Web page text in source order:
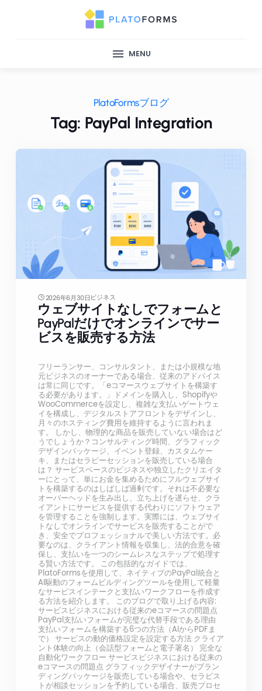
MENU
PlatoFormsブログ
Tag: PayPal Integration
2026年6月30日ビジネス
ウェブサイトなしでフォームと
PayPalだけでオンラインでサー
ビスを販売する方法
フリーランサー、コンサルタント、または小規模な地
元ビジネスのオーナーである場合、従来のアドバイス
は常に同じです。「eコマースウェブサイトを構築す
る必要があります。」ドメインを購入し、Shopifyや
WooCommerceを設定し、複雑な支払いゲートウェ
イを構成し、デジタルストアフロントをデザインし、
月々のホスティング費用を維持するように言われま
す。 しかし、物理的な商品を販売していない場合はど
うでしょうか？コンサルティング時間、グラフィック
デザインパッケージ、イベント登録、カスタムケー
キ、またはセラピーセッションを販売している場合
は？ サービスベースのビジネスや独立したクリエイタ
ーにとって、単にお金を集めるためにフルウェブサイ
トを構築するのはしばしば過剰です。それは不必要な
オーバーヘッドを生み出し、立ち上げを遅らせ、クラ
イアントにサービスを提供する代わりにソフトウェア
を管理することを強制します。実際には、ウェブサイ
トなしでオンラインでサービスを販売することがで
き、安全でプロフェッショナルで美しい方法です。必
要なのは、クライアント情報を収集し、法的合意を確
保し、支払いを一つのシームレスなステップで処理す
る賢い方法です。 この包括的なガイドでは、
PlatoFormsを使用して、ネイティブのPayPal統合と
AI駆動のフォームビルディングツールを使用して軽量
なサービスインテークと支払いワークフローを作成す
る方法を紹介します。 このブログで取り上げる内容:
サービスビジネスにおける従来のeコマースの問題点
PayPal支払いフォームが完璧な代替手段である理由
支払いフォームを構築する6つの方法（AIからPDFま
で） サービスの動的価格設定を設定する方法 クライア
ント体験の向上（会話型フォームと電子署名） 完全な
自動化ワークフロー サービスビジネスにおける従来の
eコマースの問題点 グラフィックデザイナーがブラン
ディングパッケージを販売している場合や、セラピス
トが相談セッションを予約している場合、販売プロセ